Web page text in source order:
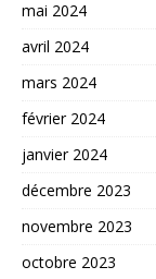
mai 2024
avril 2024
mars 2024
février 2024
janvier 2024
décembre 2023
novembre 2023
octobre 2023